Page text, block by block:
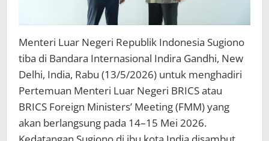
Menteri Luar Negeri Republik Indonesia Sugiono
tiba di Bandara Internasional Indira Gandhi, New
Delhi, India, Rabu (13/5/2026) untuk menghadiri
Pertemuan Menteri Luar Negeri BRICS atau
BRICS Foreign Ministers’ Meeting (FMM) yang
akan berlangsung pada 14–15 Mei 2026.